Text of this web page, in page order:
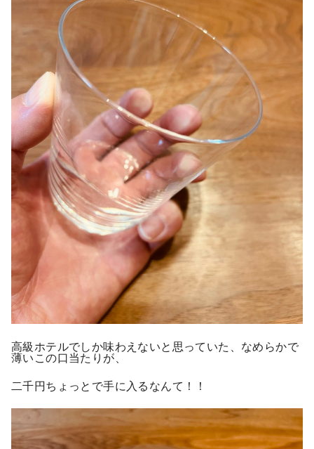
高級ホテルでしか味わえないと思っていた、なめらかで
薄いこの口当たりが、
二千円ちょっとで手に入るなんて！！